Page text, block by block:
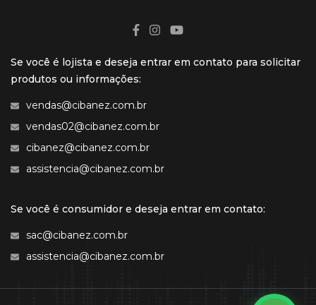
Se você é lojista e deseja entrar em contato para solicitar
produtos ou informações:
vendas@cibanez.com.br
vendas02@cibanez.com.br
cibanez@cibanez.com.br
assistencia@cibanez.com.br
Se você é consumidor e deseja entrar em contato:
sac@cibanez.com.br
assistencia@cibanez.com.br